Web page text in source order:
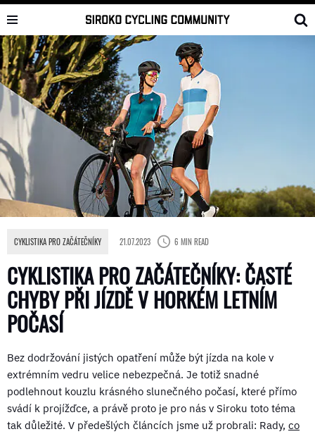
Skip
to
content
CYKLISTIKA PRO ZAČÁTEČNÍKY: ČASTÉ
CHYBY PŘI JÍZDĚ V HORKÉM LETNÍM
POČASÍ
CYKLISTIKA PRO ZAČÁTEČNÍKY 21.07.2023 6 MIN READ
Bez dodržování jistých opatření může být jízda na kole v
extrémním vedru velice nebezpečná. Je totiž snadné
podlehnout kouzlu krásného slunečného počasí, které přímo
svádí k projížďce, a právě proto je pro nás v Siroku toto téma
tak důležité. V předešlých článcích jsme už probrali: Rady, co